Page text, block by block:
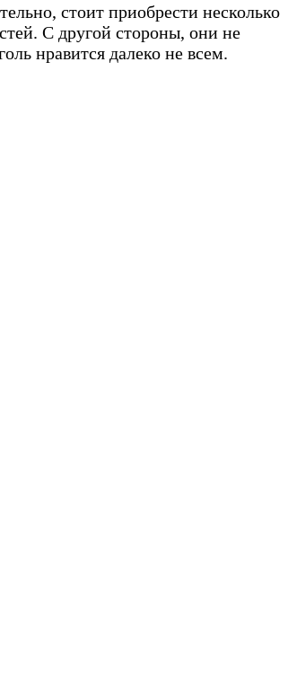
стоит приобрести несколько
С другой стороны, они не
нравится далеко не всем.